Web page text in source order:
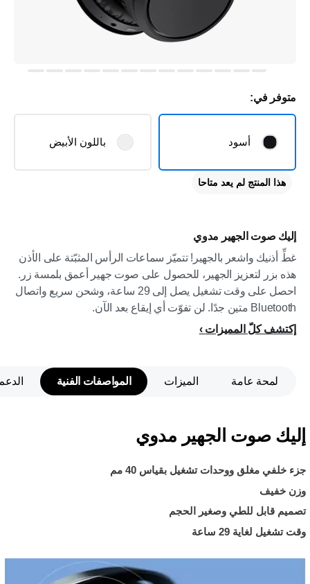
إليك صوت الجهير مدوي
غطِّ أذنيك واشعر بالجهير! تتميّز سماعات الرأس المثبّتة على الأذن
هذه بزر لتعزيز الجهير، للحصول على صوت جهير أعمق بلمسة زر.
احصل على وقت تشغيل يصل إلى 29 ساعة، وشحن سريع واتصال
Bluetooth متين جدًا. لن تفوّت أي إيقاع بعد الآن.
إكتشف كلّ المميزات
متوفر في:
أسود باللون الأبيض
هذا المنتج لم يعد متاحا
لمحة عامة الميزات المواصفات الفنية
إليك صوت الجهير مدوي
جزء خلفي مغلق ووحدات تشغيل بقياس 40 مم
وزن خفيف
تصميم قابل للطي وصغير الحجم
وقت تشغيل لغاية 29 ساعة